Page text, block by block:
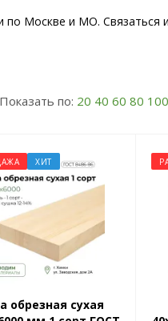
Москве и МО. Связаться и
Показать по: 20 40 60 80 100
ХИТ
обрезная сухая